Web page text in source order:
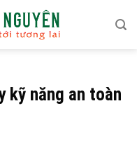
kỹ năng an toàn